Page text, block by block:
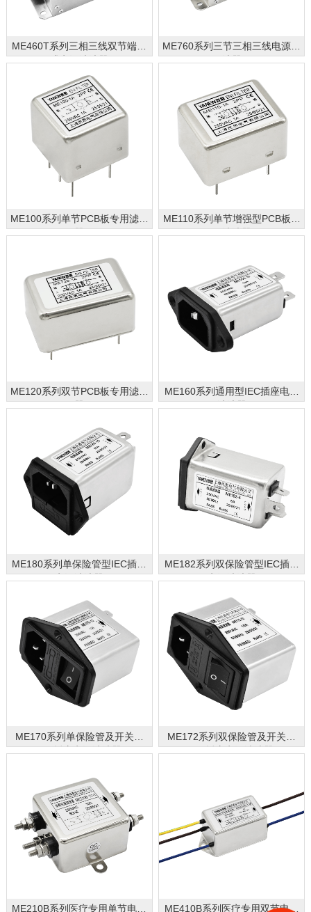
ME460T系列三相三线双节端子
式电源滤波器
ME760系列三节三相三线电源滤
波器
ME100系列单节PCB板专用滤波
器
ME110系列单节增强型PCB板专
用滤波器
ME120系列双节PCB板专用滤波
器
ME160系列通用型IEC插座电源
滤波器
ME180系列单保险管型IEC插座
电源滤波器
ME182系列双保险管型IEC插座
电源滤波器
ME170系列单保险管及开关型
IEC插座电源滤波器
ME172系列双保险管及开关型
IEC插座电源滤波器
ME210B系列医疗专用单节电源 ME410B系列医疗专用双节电源